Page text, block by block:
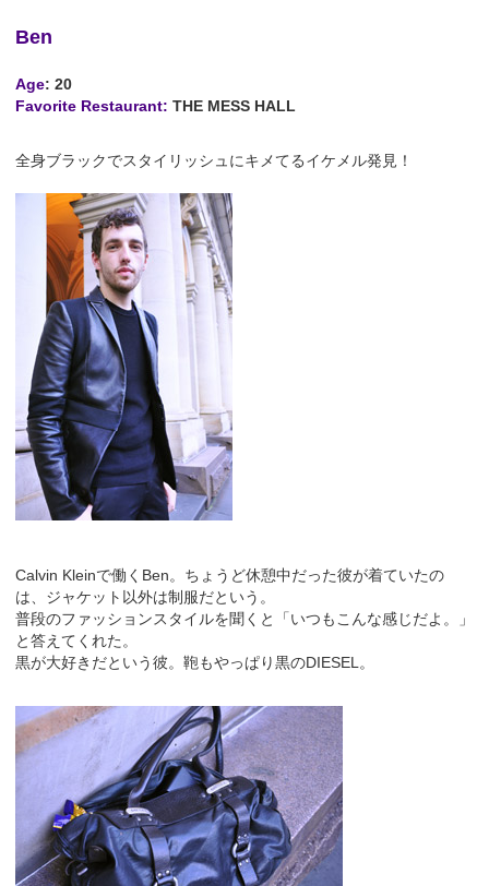
Ben
Age: 20
Favorite Restaurant: THE MESS HALL
全身ブラックでスタイリッシュにキメてるイケメル発見！
Calvin Kleinで働くBen。ちょうど休憩中だった彼が着ていたの
は、ジャケット以外は制服だという。
普段のファッションスタイルを聞くと「いつもこんな感じだよ。」
と答えてくれた。
黒が大好きだという彼。鞄もやっぱり黒のDIESEL。